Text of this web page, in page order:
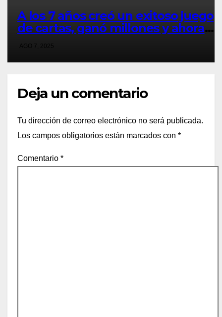
A los 7 años creó un exitoso juego
de cartas, ganó millones y ahora
vendió la idea para cumplir su
AGO 7, 2025
Deja un comentario
Tu dirección de correo electrónico no será publicada.
Los campos obligatorios están marcados con *
Comentario *